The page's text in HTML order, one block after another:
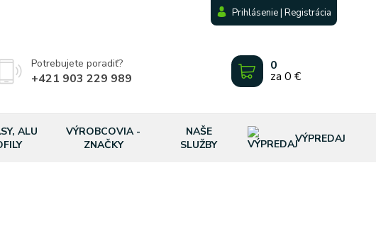
Prihlásenie | Registrácia
Potrebujete poradiť?
+421 903 229 989
0
za 0 €
ALU
VÝROBCOVIA -
ZNAČKY
NAŠE
SLUŽBY
VÝPREDAJ